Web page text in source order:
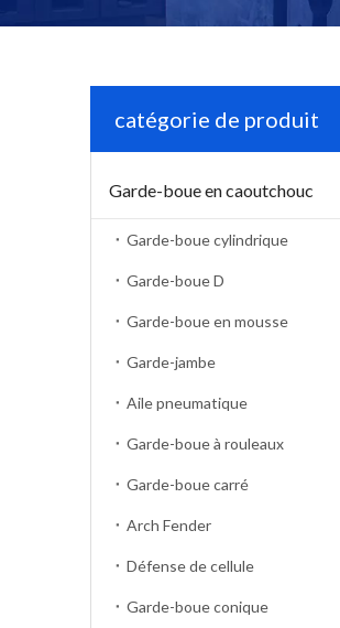
catégorie de produit
Garde-boue en caoutchouc
Garde-boue cylindrique
Garde-boue D
Garde-boue en mousse
Garde-jambe
Aile pneumatique
Garde-boue à rouleaux
Garde-boue carré
Arch Fender
Défense de cellule
Garde-boue conique